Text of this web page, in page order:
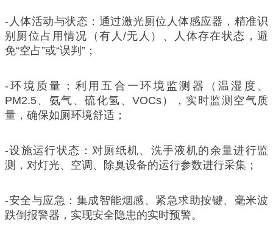
-人体活动与状态：通过激光厕位人体感应器，精准识
别厕位占用情况（有人/无人）、人体存在状态，避
免“空占”或“误判”；
-环境质量：利用五合一环境监测器（温湿度、
PM2.5、氨气、硫化氢、VOCs），实时监测空气质
量，确保如厕环境舒适；
-设施运行状态：对厕纸机、洗手液机的余量进行监
测，对灯光、空调、除臭设备的运行参数进行采集；
-安全与应急：集成智能烟感、紧急求助按键、毫米波
跌倒报警器，实现安全隐患的实时预警。